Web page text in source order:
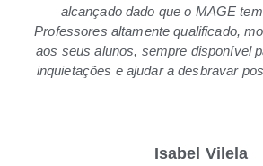
alcançado dado que o MAGE
Professores altamente qualificado,
aos seus alunos, sempre disponível
inquietações e ajudar a desbravar
Isabel Vilela